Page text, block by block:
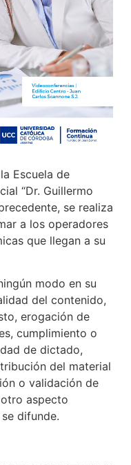
Escuela de
“Dr. Guillermo
se realiza
a los operadores
que llegan a su
modo en su
del contenido,
erogación de
cumplimiento o
de dictado,
del material
o validación de
aspecto
difunde.